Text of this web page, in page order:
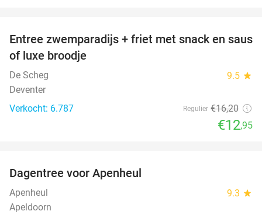
20%
Entree zwemparadijs + friet met snack en saus
of luxe broodje
De Scheg 9.5 star
Deventer
Verkocht: 6.787
Regulier €16,20
€12,95
Dagentree voor Apenheul
Apenheul 9.3 star
Apeldoorn